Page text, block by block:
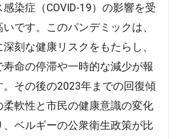
染症（COVID-19）の影響を受
です。このパンデミックは、
刻な健康リスクをもたらし、
命の停滞や一時的な減少が報
その後の2023年までの回復傾
柔軟性と市民の健康意識の変化
、ベルギーの公衆衛生政策が比